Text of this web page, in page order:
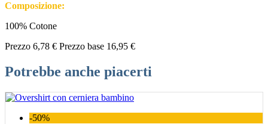
Composizione:
100% Cotone
Prezzo 6,78 € Prezzo base 16,95 €
Potrebbe anche piacerti
-50%